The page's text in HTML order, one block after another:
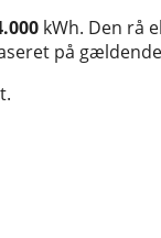
kWh. Den rå
på